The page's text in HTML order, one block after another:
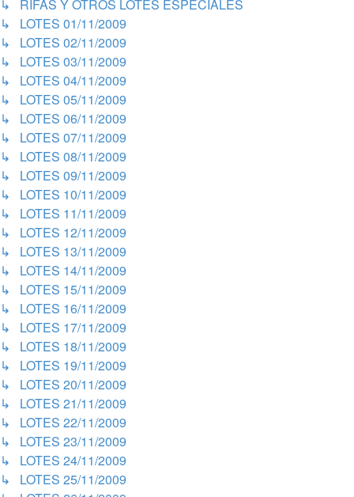
↳ RIFAS Y OTROS LOTES ESPECIALES
↳ LOTES 01/11/2009
↳ LOTES 02/11/2009
↳ LOTES 03/11/2009
↳ LOTES 04/11/2009
↳ LOTES 05/11/2009
↳ LOTES 06/11/2009
↳ LOTES 07/11/2009
↳ LOTES 08/11/2009
↳ LOTES 09/11/2009
↳ LOTES 10/11/2009
↳ LOTES 11/11/2009
↳ LOTES 12/11/2009
↳ LOTES 13/11/2009
↳ LOTES 14/11/2009
↳ LOTES 15/11/2009
↳ LOTES 16/11/2009
↳ LOTES 17/11/2009
↳ LOTES 18/11/2009
↳ LOTES 19/11/2009
↳ LOTES 20/11/2009
↳ LOTES 21/11/2009
↳ LOTES 22/11/2009
↳ LOTES 23/11/2009
↳ LOTES 24/11/2009
↳ LOTES 25/11/2009